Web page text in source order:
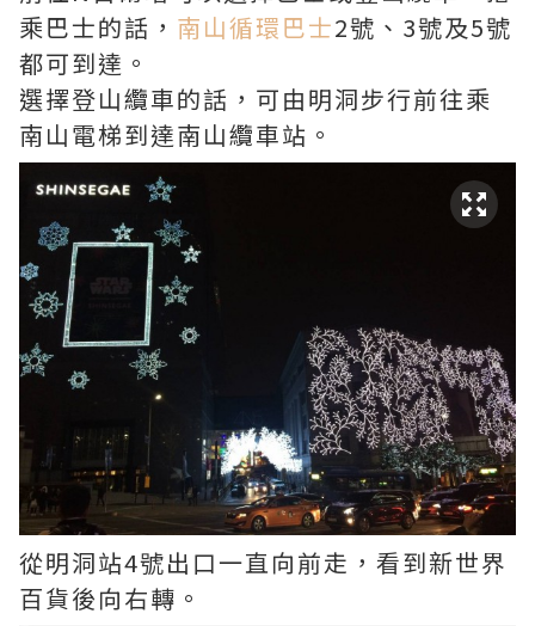
乘巴士的話， 南山循環巴士2號、3號及5號
都可到達。
選擇登山纜車的話，可由明洞步行前往乘
南山電梯到達南山纜車站。
從明洞站4號出口一直向前走，看到新世界
百貨後向右轉。